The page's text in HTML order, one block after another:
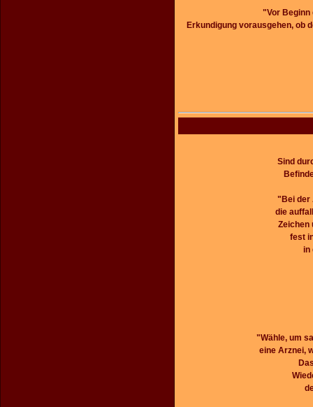
"Vor Beginn
Erkundigung vorausgehen, ob
Sind
"Bei der
die
Zeichen
fest
in
"Wähle, um
eine Arznei,